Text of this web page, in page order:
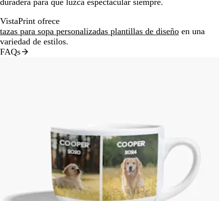
VistaPrint ofrece
tazas para sopa personalizadas plantillas de diseño en una
variedad de estilos.
FAQs